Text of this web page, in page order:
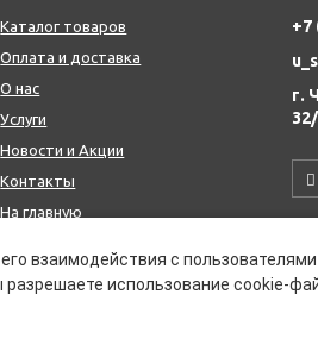
Каталог товаров
Оплата и доставка
О нас
Услуги
Новости и Акции
Контакты
На главную
+7
г.
взаимодействия с
использование cookie-